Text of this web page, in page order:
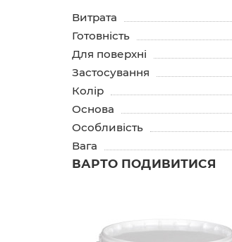
Витрата
Готовність
Для поверхні
Застосування
Колір
Основа
Особливість
Вага
ВАРТО ПОДИВИТИСЯ